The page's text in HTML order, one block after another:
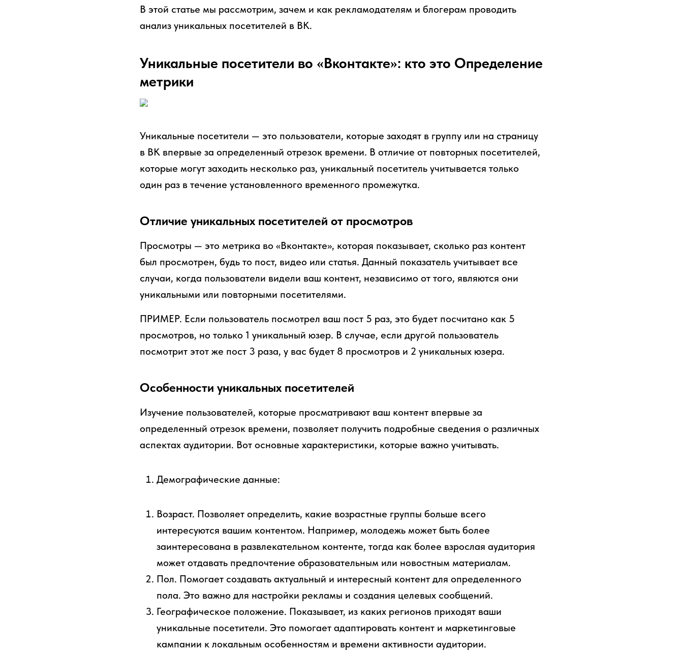
В этой статье мы рассмотрим, зачем и как рекламодателям и блогерам проводить
анализ уникальных посетителей в ВК.
Уникальные посетители во «Вконтакте»: кто это Определение
метрики
Уникальные посетители — это пользователи, которые заходят в группу или на страницу
в ВК впервые за определенный отрезок времени. В отличие от повторных посетителей,
которые могут заходить несколько раз, уникальный посетитель учитывается только
один раз в течение установленного временного промежутка.
Отличие уникальных посетителей от просмотров
Просмотры — это метрика во «Вконтакте», которая показывает, сколько раз контент
был просмотрен, будь то пост, видео или статья. Данный показатель учитывает все
случаи, когда пользователи видели ваш контент, независимо от того, являются они
уникальными или повторными посетителями.
ПРИМЕР. Если пользователь посмотрел ваш пост 5 раз, это будет посчитано как 5
просмотров, но только 1 уникальный юзер. В случае, если другой пользователь
посмотрит этот же пост 3 раза, у вас будет 8 просмотров и 2 уникальных юзера.
Особенности уникальных посетителей
Изучение пользователей, которые просматривают ваш контент впервые за
определенный отрезок времени, позволяет получить подробные сведения о различных
аспектах аудитории. Вот основные характеристики, которые важно учитывать.
Демографические данные:
Возраст. Позволяет определить, какие возрастные группы больше всего
интересуются вашим контентом. Например, молодежь может быть более
заинтересована в развлекательном контенте, тогда как более взрослая аудитория
может отдавать предпочтение образовательным или новостным материалам.
Пол. Помогает создавать актуальный и интересный контент для определенного
пола. Это важно для настройки рекламы и создания целевых сообщений.
Географическое положение. Показывает, из каких регионов приходят ваши
уникальные посетители. Это помогает адаптировать контент и маркетинговые
кампании к локальным особенностям и времени активности аудитории.